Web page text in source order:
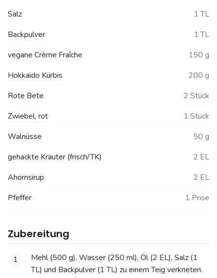
Salz
1 TL
Backpulver
1 TL
vegane Crème Fraîche
150 g
Hokkaido Kürbis
200 g
Rote Bete
2 Stück
Zwiebel, rot
1 Stück
Walnüsse
50 g
gehackte Kräuter (frisch/TK)
2 EL
Ahornsirup
2 EL
Pfeffer
1 Prise
Zubereitung
1
Mehl (500 g), Wasser (250 ml), Öl (2 EL), Salz (1
TL) und Backpulver (1 TL) zu einem Teig verkneten.